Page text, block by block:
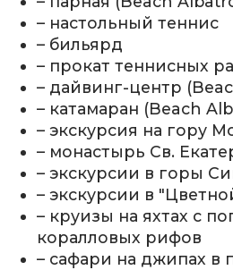
– настольный теннис
– бильярд
– прокат теннисных
– дайвинг-центр
– катамаран (Beach
– экскурсия на гору
– монастырь Св.
– экскурсии в горы
– экскурсии в
– круизы на яхтах с
коралловых рифов
– сафари на джипах в